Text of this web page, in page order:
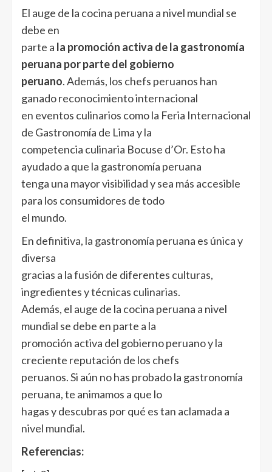
El auge de la cocina peruana a nivel mundial se
debe en
parte a la promoción activa de la gastronomía
peruana por parte del gobierno
peruano. Además, los chefs peruanos han
ganado reconocimiento internacional
en eventos culinarios como la Feria Internacional
de Gastronomía de Lima y la
competencia culinaria Bocuse d’Or. Esto ha
ayudado a que la gastronomía peruana
tenga una mayor visibilidad y sea más accesible
para los consumidores de todo
el mundo.
En definitiva, la gastronomía peruana es única y
diversa
gracias a la fusión de diferentes culturas,
ingredientes y técnicas culinarias.
Además, el auge de la cocina peruana a nivel
mundial se debe en parte a la
promoción activa del gobierno peruano y la
creciente reputación de los chefs
peruanos. Si aún no has probado la gastronomía
peruana, te animamos a que lo
hagas y descubras por qué es tan aclamada a
nivel mundial.
Referencias: